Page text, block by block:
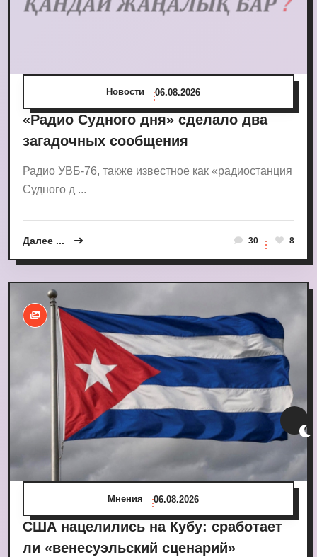
Новости 06.08.2026
«Радио Судного дня» сделало два
загадочных сообщения
Радио УВБ-76, также известное как «радиостанция
Судного д ...
Далее ... 30 8
Мнения 06.08.2026
США нацелились на Кубу: сработает
ли «венесуэльский сценарий»